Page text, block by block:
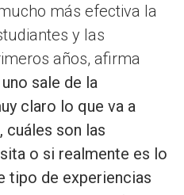
más efectiva la
y las
años, afirma
sale de la
claro lo que va a
cuáles son las
o si realmente es lo
tipo de experiencias